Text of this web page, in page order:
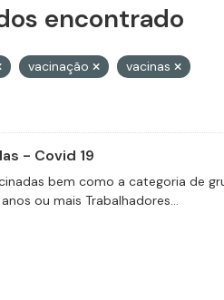
encontrado
vacinação
vacinas
- Covid 19
bem como a categoria de
ou mais Trabalhadores...